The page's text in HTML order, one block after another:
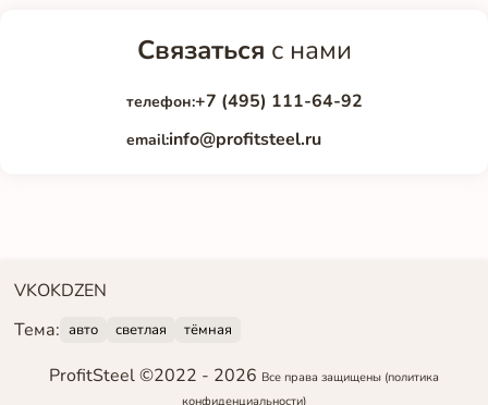
Связаться с нами
телефон:+7 (495) 111-64-92
email:info@profitsteel.ru
VKOKDZEN
Тема: авто светлая тёмная
ProfitSteel ©2022 - 2026 Все права защищены (политика
конфиденциальности)